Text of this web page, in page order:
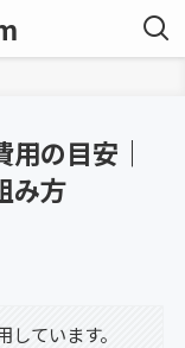
用の目安｜
み方
ています。